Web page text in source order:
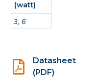
(watt)
3, 6
Datasheet
(PDF)